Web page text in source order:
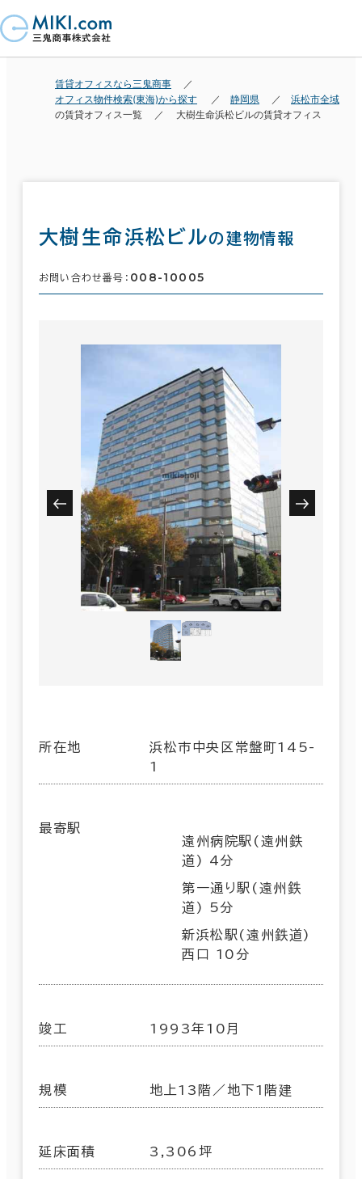
賃貸オフィスなら三鬼商事
オフィス物件検索(東海)から探す
静岡県
浜松市全域
の賃貸オフィス一覧
大樹生命浜松ビルの賃貸オフィス
大樹生命浜松ビルの建物情報
お問い合わせ番号： 008-10005
所在地
浜松市中央区常盤町145-
1
最寄駅
遠州病院駅(遠州鉄
道) 4分
第一通り駅(遠州鉄
道) 5分
新浜松駅(遠州鉄道)
西口 10分
竣工 1993年10月
規模 地上13階／地下1階建
延床面積 3,306坪